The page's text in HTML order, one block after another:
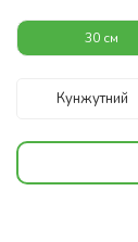
30 см
Кунжутний